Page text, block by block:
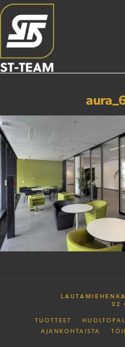
02
TUOTTEET
AJANKOHTAISTA